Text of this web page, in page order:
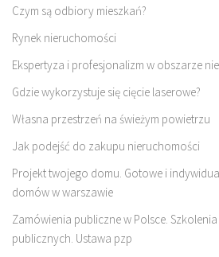
Czym są odbiory mieszkań?
Rynek nieruchomości
Ekspertyza i profesjonalizm w obszarze
Gdzie wykorzystuje się cięcie laserowe?
Własna przestrzeń na świeżym powietrzu
Jak podejść do zakupu nieruchomości
Projekt twojego domu. Gotowe i
domów w warszawie
Zamówienia publiczne w Polsce.
publicznych. Ustawa pzp